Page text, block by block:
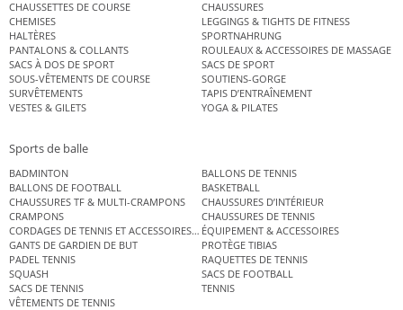
CHAUSSETTES DE COURSE
CHAUSSURES
CHEMISES
LEGGINGS & TIGHTS DE FITNESS
HALTÈRES
SPORTNAHRUNG
PANTALONS & COLLANTS
ROULEAUX & ACCESSOIRES DE MASSAGE
SACS À DOS DE SPORT
SACS DE SPORT
SOUS-VÊTEMENTS DE COURSE
SOUTIENS-GORGE
SURVÊTEMENTS
TAPIS D’ENTRAÎNEMENT
VESTES & GILETS
YOGA & PILATES
Sports de balle
BADMINTON
BALLONS DE TENNIS
BALLONS DE FOOTBALL
BASKETBALL
CHAUSSURES TF & MULTI-CRAMPONS
CHAUSSURES D’INTÉRIEUR
CRAMPONS
CHAUSSURES DE TENNIS
CORDAGES DE TENNIS ET ACCESSOIRES DE TENNISÉQUIPEMENT & ACCESSOIRES
GANTS DE GARDIEN DE BUT
PROTÈGE TIBIAS
PADEL TENNIS
RAQUETTES DE TENNIS
SQUASH
SACS DE FOOTBALL
SACS DE TENNIS
TENNIS
VÊTEMENTS DE TENNIS